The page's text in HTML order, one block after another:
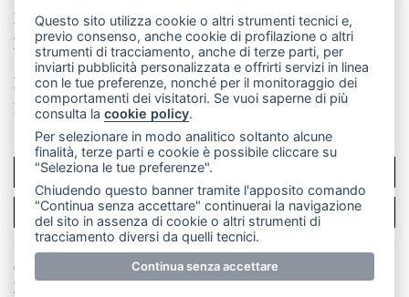
La redazione
CasateOnline LeccoOnline
RSS
Made by VIP
Privacy policy
Cookie policy
Rivedi le tue scelte sui cookie
SCRIVICI
PER LA TUA PUBBLICITÀ
© Copyright Merateonline S.r.l. - Tutti i diritti riservati.
E' proibita la riproduzione e pubblicazione anche
Questo sito utilizza cookie o altri strumenti tecnici e,
previo consenso, anche cookie di profilazione o altri
strumenti di tracciamento, anche di terze parti, per
inviarti pubblicità personalizzata e offrirti servizi in linea
con le tue preferenze, nonché per il monitoraggio dei
comportamenti dei visitatori. Se vuoi saperne di più
consulta lacookie policy.
Per selezionare in modo analitico soltanto alcune
finalità, terze parti e cookie è possibile cliccare su
"Seleziona le tue preferenze".
Chiudendo questo banner tramite l'apposito comando
"Continua senza accettare" continuerai la navigazione
del sito in assenza di cookie o altri strumenti di
tracciamento diversi da quelli tecnici.
Continua senza accettare